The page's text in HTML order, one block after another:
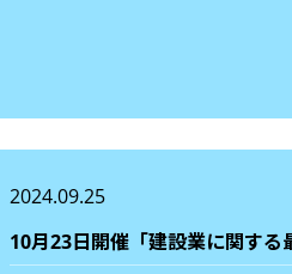
2024.09.25
10月23日開催「建設業に関する